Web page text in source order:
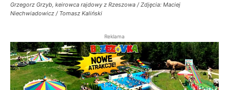
Grzegorz Grzyb, keirowca rajdowy z Rzeszowa / Zdjęcia: Maciej
Niechwiadowicz / Tomasz Kaliński
Reklama